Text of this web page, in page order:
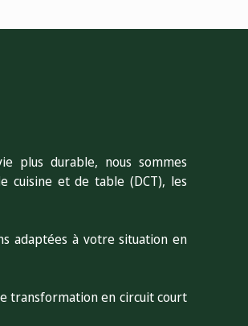
plus durable, nous sommes
cuisine et de table (DCT), les
adaptées à votre situation en
transformation en circuit court